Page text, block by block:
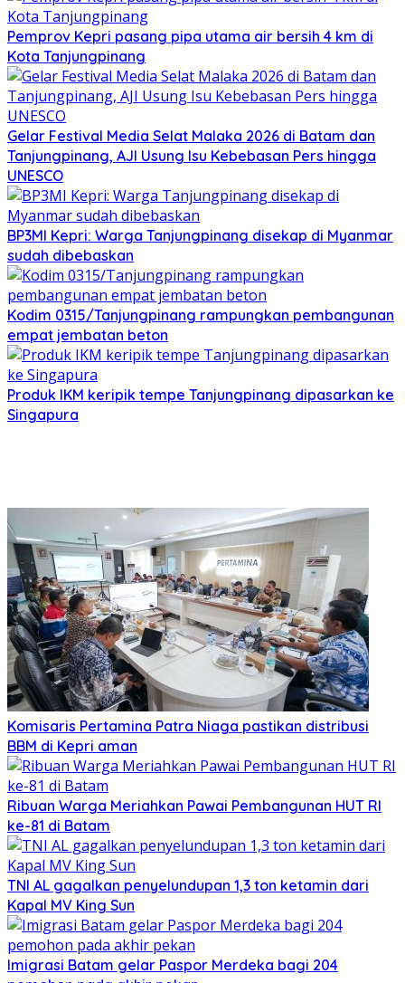
Pemprov Kepri pasang pipa utama air bersih 4 km di
Kota Tanjungpinang
Gelar Festival Media Selat Malaka 2026 di Batam dan
Tanjungpinang, AJI Usung Isu Kebebasan Pers hingga
UNESCO
BP3MI Kepri: Warga Tanjungpinang disekap di Myanmar
sudah dibebaskan
Kodim 0315/Tanjungpinang rampungkan pembangunan
empat jembatan beton
Produk IKM keripik tempe Tanjungpinang dipasarkan ke
Singapura
Komisaris Pertamina Patra Niaga pastikan distribusi
BBM di Kepri aman
Ribuan Warga Meriahkan Pawai Pembangunan HUT RI
ke-81 di Batam
TNI AL gagalkan penyelundupan 1,3 ton ketamin dari
Kapal MV King Sun
Imigrasi Batam gelar Paspor Merdeka bagi 204